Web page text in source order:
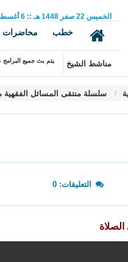
الخميس 22 صفر 1448 هـ ::
6
خطب محاضرات
مناشط الشيخ يتم بث جميع البرامج
سلسلة منتقى المسائل الفقهية
التعليقات: 0